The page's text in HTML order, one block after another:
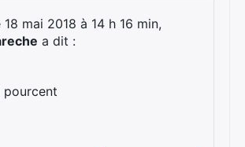
18 mai 2018 à 14 h 16 min,
a dit :
pourcent